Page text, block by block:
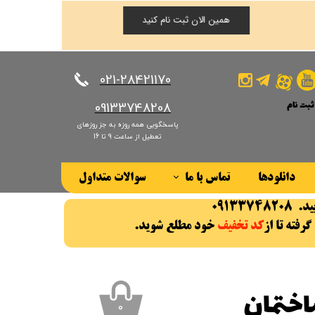
​​​​​​​021-28421170
​​​​​​​09133748208
پاسخگویی همه روزه به جز روزهای
تعطیل از ساعت 9 تا 16
دانلودها تماس با ما
درباره ما
سوالات متداول
ثبت نام
من
واژه
حساب کاربری
همین الان ثبت نام کنید
تا از کد تخفیف خود مطلع شوید.
۰